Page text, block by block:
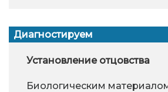
Диагностируем
Установление отцовства
Биологическим